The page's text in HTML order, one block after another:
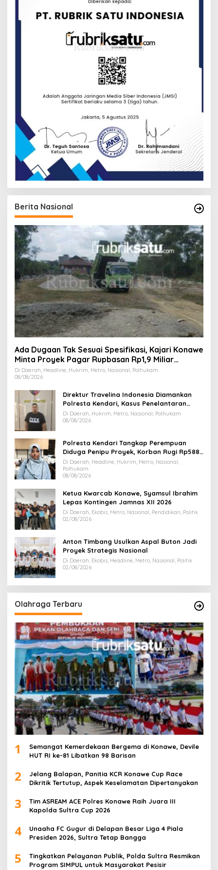
Berita Nasional
Ada Dugaan Tak Sesuai Spesifikasi, Kajari Konawe
Minta Proyek Pagar Rupbasan Rp1,9 Miliar
Dihentikan
Di Daerah, Headline, Hukrim, Metro, Nasional, Polhukam
08/08/2026
Direktur Travelina Indonesia Diamankan
Polresta Kendari, Kasus Penelantaran
Jemaah Umrah Masuk Babak Baru
Di Daerah, Hukrim, Metro, Nasional, Polhukam
08/08/2026
Polresta Kendari Tangkap Perempuan
Diduga Penipu Proyek, Korban Rugi Rp588,1
Juta
Di Daerah, Headline, Hukrim, Metro, Nasional,
Polhukam
08/08/2026
Ketua Kwarcab Konawe, Syamsul Ibrahim
Lepas Kontingen Jamnas XII 2026
Di Daerah, Ekobis, Metro, Nasional, Pendidikan, Politik
02/08/2026
Anton Timbang Usulkan Aspal Buton Jadi
Proyek Strategis Nasional
Di Daerah, Ekobis, Headline, Metro, Nasional, Politik
02/08/2026
Olahraga Terbaru
1
Semangat Kemerdekaan Bergema di Konawe, Devile
HUT RI ke-81 Libatkan 98 Barisan
2
Jelang Balapan, Panitia KCR Konawe Cup Race
Dikritik Tertutup, Aspek Keselamatan Dipertanyakan
3
Tim ASREAM ACE Polres Konawe Raih Juara III
Kapolda Sultra Cup 2026
4
Unaaha FC Gugur di Delapan Besar Liga 4 Piala
Presiden 2026, Sultra Tetap Bangga
5
Tingkatkan Pelayanan Publik, Polda Sultra Resmikan
Program SIMPUL untuk Masyarakat Pesisir